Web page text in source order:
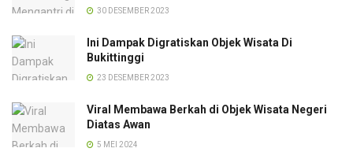
30 DESEMBER 2023
Ini Dampak Digratiskan Objek Wisata Di
Bukittinggi
23 DESEMBER 2023
Viral Membawa Berkah di Objek Wisata Negeri
Diatas Awan
5 MEI 2024